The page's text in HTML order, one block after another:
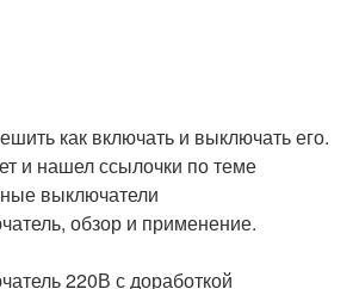
как включать и выключать его.
и нашел ссылочки по теме
выключатели
обзор и применение.
220В с доработкой